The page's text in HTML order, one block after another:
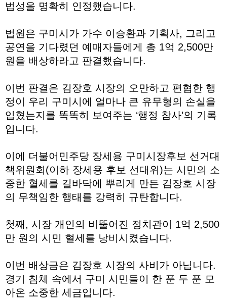
법성을 명확히 인정했습니다.
법원은 구미시가 가수 이승환과 기획사, 그리고
공연을 기다렸던 예매자들에게 총 1억 2,500만
원을 배상하라고 판결했습니다.
이번 판결은 김장호 시장의 오만하고 편협한 행
정이 우리 구미시에 얼마나 큰 유무형의 손실을
입혔는지를 똑똑히 보여주는 ‘행정 참사’의 기록
입니다.
이에 더불어민주당 장세용 구미시장후보 선거대
책위원회(이하 장세용 후보 선대위)는 시민의 소
중한 혈세를 길바닥에 뿌리게 만든 김장호 시장
의 무책임한 행태를 강력히 규탄합니다.
첫째, 시장 개인의 비뚤어진 정치관이 1억 2,500
만 원의 시민 혈세를 낭비시켰습니다.
이번 배상금은 김장호 시장의 사비가 아닙니다.
경기 침체 속에서 구미 시민들이 한 푼 두 푼 모
아온 소중한 세금입니다.